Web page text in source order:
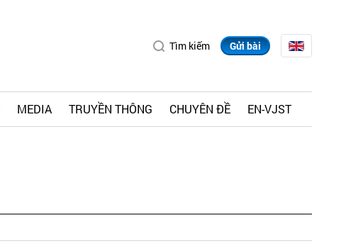
Tìm kiếm Gửi bài
MEDIA TRUYỀN THÔNG CHUYÊN ĐỀ EN-VJST